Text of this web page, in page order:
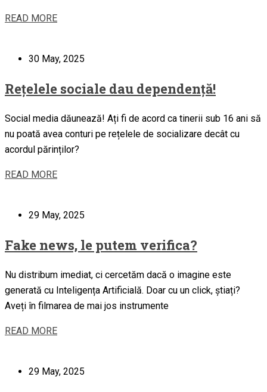
READ MORE
30 May, 2025
Rețelele sociale dau dependență!
Social media dăunează! Ați fi de acord ca tinerii sub 16 ani să
nu poată avea conturi pe rețelele de socializare decât cu
acordul părinților?
READ MORE
29 May, 2025
Fake news, le putem verifica?
Nu distribum imediat, ci cercetăm dacă o imagine este
generată cu Inteligența Artificială. Doar cu un click, știați?
Aveți în filmarea de mai jos instrumente
READ MORE
29 May, 2025